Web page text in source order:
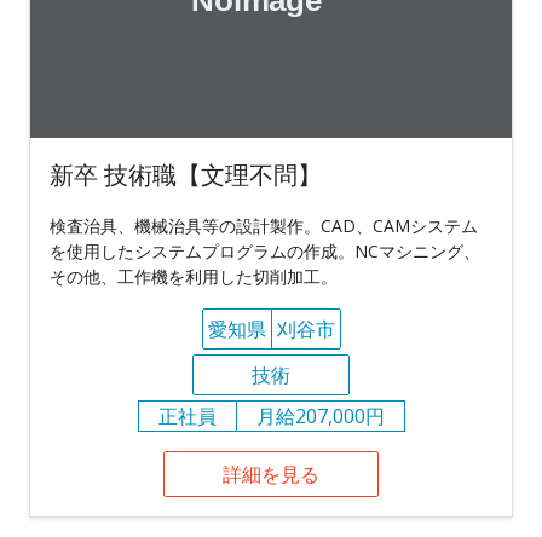
新卒 技術職【文理不問】
検査治具、機械治具等の設計製作。CAD、CAMシステム
を使用したシステムプログラムの作成。NCマシニング、
その他、工作機を利用した切削加工。
愛知県 刈谷市
技術
正社員
月給207,000円
詳細を見る